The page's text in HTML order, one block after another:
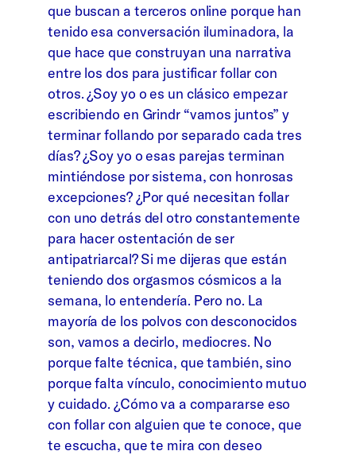
que buscan a terceros online porque han
tenido esa conversación iluminadora, la
que hace que construyan una narrativa
entre los dos para justificar follar con
otros. ¿Soy yo o es un clásico empezar
escribiendo en Grindr “vamos juntos” y
terminar follando por separado cada tres
días? ¿Soy yo o esas parejas terminan
mintiéndose por sistema, con honrosas
excepciones? ¿Por qué necesitan follar
con uno detrás del otro constantemente
para hacer ostentación de ser
antipatriarcal? Si me dijeras que están
teniendo dos orgasmos cósmicos a la
semana, lo entendería. Pero no. La
mayoría de los polvos con desconocidos
son, vamos a decirlo, mediocres. No
porque falte técnica, que también, sino
porque falta vínculo, conocimiento mutuo
y cuidado. ¿Cómo va a compararse eso
con follar con alguien que te conoce, que
te escucha, que te mira con deseo